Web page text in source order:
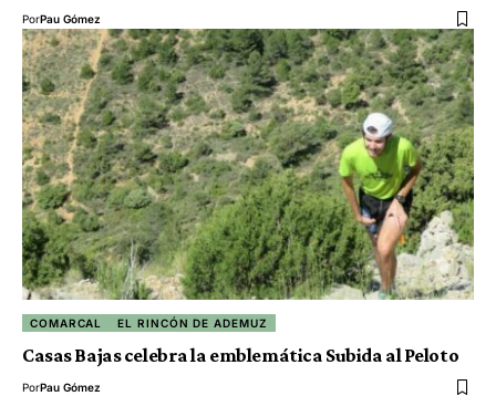
PorPau Gómez
COMARCAL EL RINCÓN DE ADEMUZ
Casas Bajas celebra la emblemática Subida al Peloto
PorPau Gómez